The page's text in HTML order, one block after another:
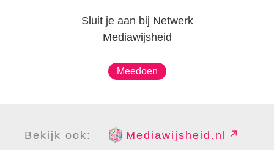
Sluit je aan bij Netwerk
Mediawijsheid
Meedoen
Bekijk ook: Mediawijsheid.nl